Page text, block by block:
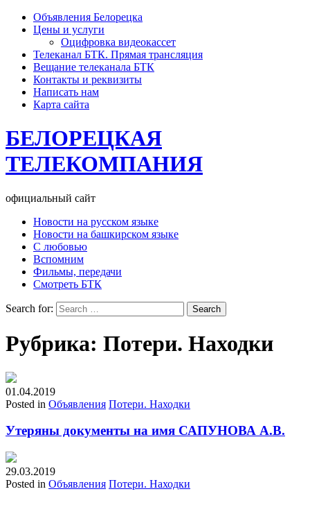
Объявления Белорецка
Цены и услуги
Оцифровка видеокассет
Телеканал БТК. Прямая трансляция
Вещание телеканала БТК
Контакты и реквизиты
Написать нам
Карта сайта
БЕЛОРЕЦКАЯ
ТЕЛЕКОМПАНИЯ
официальный сайт
Новости на русском языке
Новости на башкирском языке
С любовью
Вспомним
Фильмы, передачи
Смотреть БТК
Search for:
Рубрика: Потери. Находки
01.04.2019
Posted in Объявления Потери. Находки
Утеряны документы на имя САПУНОВА А.В.
29.03.2019
Posted in Объявления Потери. Находки